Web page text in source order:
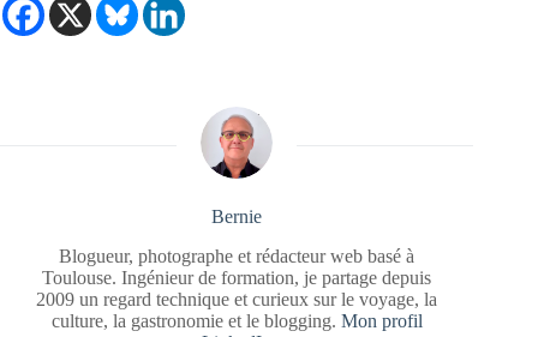
Bernie
Blogueur, photographe et rédacteur web basé à
Toulouse. Ingénieur de formation, je partage depuis
2009 un regard technique et curieux sur le voyage, la
culture, la gastronomie et le blogging. Mon profil